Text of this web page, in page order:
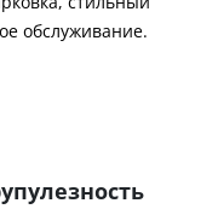
обслуживание.